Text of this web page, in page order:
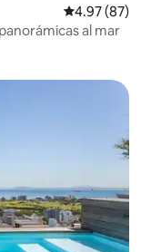
Calificación
4.97 (87)
al mar